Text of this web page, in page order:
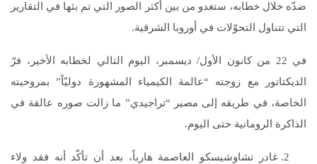
ضدّه خلال خطابه، ستغدو من بين أكثر الصور التي تم بثها في التقارير
التي تتناول التحوّلات في أوروبا الشرقية.
في 22 من كانون الأول/ ديسمبر، اليوم التالي لخطابه الأخير، فرّ
الديكتاتور مع زوجته “عالمة الكيمياء المشهورة دوليّاً” بمروحيته
الخاصة، في طريقه إلى مصير “تراجيدي” ما زالت صوره عالقة في
الذاكرة الرومانية حتى اليوم.
غادر تشاوشيسكو العاصمة هارباً، بعد أن تأكّد أنه فقد ولاء